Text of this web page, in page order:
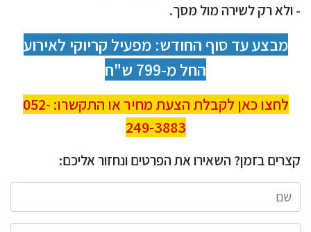
- ולא רק לשירה מול מסך.
מבצע עד סוף החודש: מפעיל קריוקי לאירוע
החל מ-799 ש"ח
לחצו כאן לקבלת הצעת מחיר או התקשרו: 052-
249-3883
קצרים בזמן? השאירו את הפרטים ונחזור אליכם: